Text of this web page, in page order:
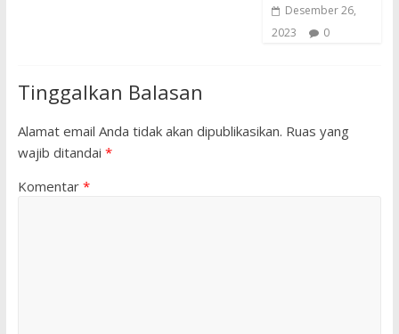
Desember 26,
2023
0
Tinggalkan Balasan
Alamat email Anda tidak akan dipublikasikan. Ruas yang
wajib ditandai *
Komentar *